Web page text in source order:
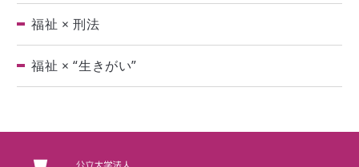
福祉 × 刑法
福祉 × “生きがい”